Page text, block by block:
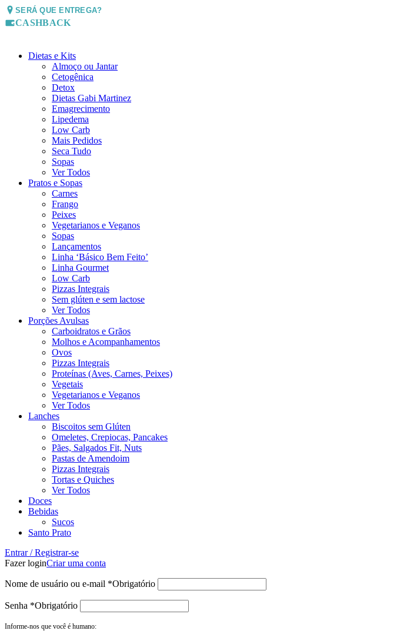
SERÁ QUE ENTREGA?
CASHBACK
Dietas e Kits
Almoço ou Jantar
Cetogênica
Detox
Dietas Gabi Martinez
Emagrecimento
Lipedema
Low Carb
Mais Pedidos
Seca Tudo
Sopas
Ver Todos
Pratos e Sopas
Carnes
Frango
Peixes
Vegetarianos e Veganos
Sopas
Lançamentos
Linha ‘Básico Bem Feito’
Linha Gourmet
Low Carb
Pizzas Integrais
Sem glúten e sem lactose
Ver Todos
Porções Avulsas
Carboidratos e Grãos
Molhos e Acompanhamentos
Ovos
Pizzas Integrais
Proteínas (Aves, Carnes, Peixes)
Vegetais
Vegetarianos e Veganos
Ver Todos
Lanches
Biscoitos sem Glúten
Omeletes, Crepiocas, Pancakes
Pães, Salgados Fit, Nuts
Pastas de Amendoim
Pizzas Integrais
Tortas e Quiches
Ver Todos
Doces
Bebidas
Sucos
Santo Prato
Entrar / Registrar-se
Fazer loginCriar uma conta
Nome de usuário ou e-mail *Obrigatório
Senha *Obrigatório
Informe-nos que você é humano: